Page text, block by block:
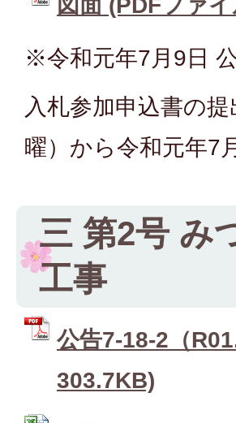
※令和元年7月9日
入札参加申込書の
曜）から令和元年7
三 第2号 み
工事
公告7-18-2（
303.7KB)